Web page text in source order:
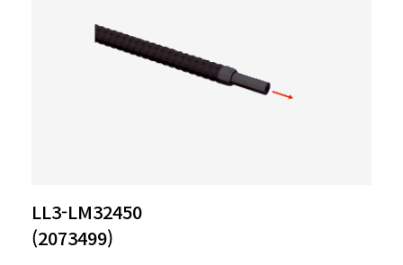
LL3-LM32450
(2073499)